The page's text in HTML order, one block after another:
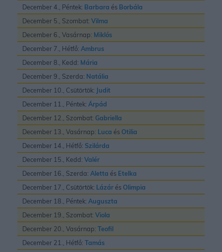
December 4., Péntek: Barbara és Borbála
December 5., Szombat: Vilma
December 6., Vasárnap: Miklós
December 7., Hétfő: Ambrus
December 8., Kedd: Mária
December 9., Szerda: Natália
December 10., Csütörtök: Judit
December 11., Péntek: Árpád
December 12., Szombat: Gabriella
December 13., Vasárnap: Luca és Otilia
December 14., Hétfő: Szilárda
December 15., Kedd: Valér
December 16., Szerda: Aletta és Etelka
December 17., Csütörtök: Lázár és Olimpia
December 18., Péntek: Auguszta
December 19., Szombat: Viola
December 20., Vasárnap: Teofil
December 21., Hétfő: Tamás